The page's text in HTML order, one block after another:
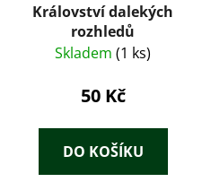
Království dalekých
rozhledů
Skladem (1 ks)
50 Kč
DO KOŠÍKU